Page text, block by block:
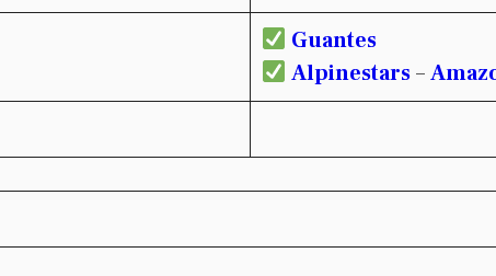
Guantes
Alpinestars–